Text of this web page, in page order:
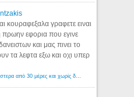
κουραφεξαλα γραφετε ειναι
πρωην εφορια που εγινε
και μας πινει το
τα λεφτα εξω και οχι υπερ
Εφορία: Κατάσχονται όλα ύστερα από 30 μέρες και χωρίς δικαστικές αποφάσεις - Λόγιος Ερμής